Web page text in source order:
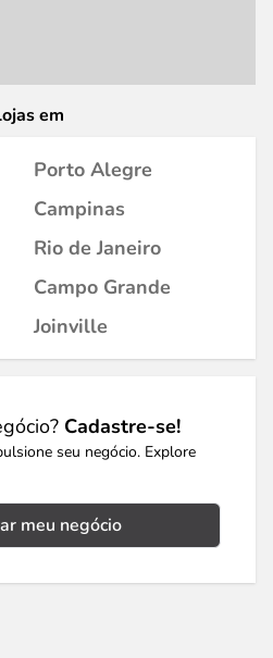
em
Porto Alegre
Campinas
Rio de Janeiro
Campo Grande
Joinville
Cadastre-se!
seu negócio. Explore
meu negócio